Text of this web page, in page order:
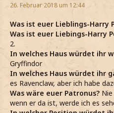
26. Februar 2018 um 12:44
Was ist euer Lieblings-Harry
Was ist euer Liebings-Harry
2.
In welches Haus würdet ihr
Gryffindor
In welches Haus würdet ihr
es Ravenclaw, aber ich habe
Was wäre euer Patronus?
wenn er da ist, werde ich es